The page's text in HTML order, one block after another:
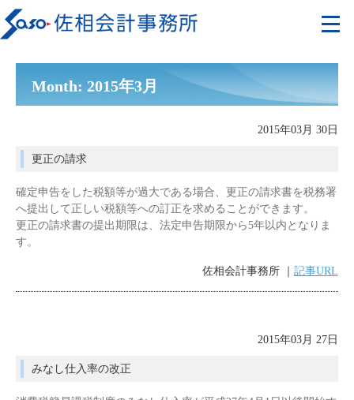
Month: 2015年3月
2015年03月 30日
更正の請求
確定申告をした税額等が過大である場合、更正の請求書を税務署
へ提出して正しい税額等への訂正を求めることができます。
更正の請求書の提出期限は、法定申告期限から5年以内となりま
す。
佐相会計事務所 ｜ 記事URL
2015年03月 27日
みなし仕入率の改正